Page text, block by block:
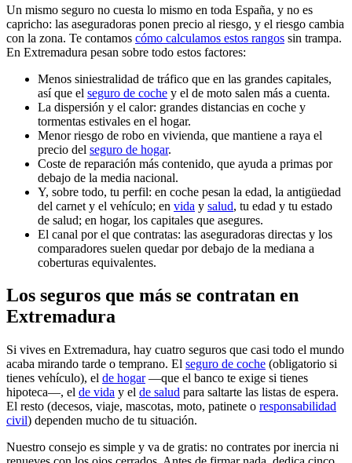
Un mismo seguro no cuesta lo mismo en toda España, y no es
capricho: las aseguradoras ponen precio al riesgo, y el riesgo cambia
con la zona. Te contamos cómo calculamos estos rangos sin trampa.
En Extremadura pesan sobre todo estos factores:
Menos siniestralidad de tráfico que en las grandes capitales,
así que el seguro de coche y el de moto salen más a cuenta.
La dispersión y el calor: grandes distancias en coche y
tormentas estivales en el hogar.
Menor riesgo de robo en vivienda, que mantiene a raya el
precio del seguro de hogar.
Coste de reparación más contenido, que ayuda a primas por
debajo de la media nacional.
Y, sobre todo, tu perfil: en coche pesan la edad, la antigüedad
del carnet y el vehículo; en vida y salud, tu edad y tu estado
de salud; en hogar, los capitales que asegures.
El canal por el que contratas: las aseguradoras directas y los
comparadores suelen quedar por debajo de la mediana a
coberturas equivalentes.
Los seguros que más se contratan en
Extremadura
Si vives en Extremadura, hay cuatro seguros que casi todo el mundo
acaba mirando tarde o temprano. El seguro de coche (obligatorio si
tienes vehículo), el de hogar—que el banco te exige si tienes
hipoteca—, el de vida y el de salud para saltarte las listas de espera.
El resto (decesos, viaje, mascotas, moto, patinete o responsabilidad
civil) dependen mucho de tu situación.
Nuestro consejo es simple y va de gratis: no contrates por inercia ni